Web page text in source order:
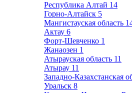
Республика Алтай 14
Горно-Алтайск 5
Мангистауская область
Актау 6
Форт-Шевченко 1
Жанаозен 1
Атырауская область 11
Атырау 11
Западно-Казахстанская
Уральск 8